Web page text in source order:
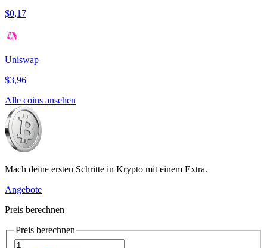
$0,17
Uniswap
$3,96
Alle coins ansehen
Mach deine ersten Schritte in Krypto mit einem Extra.
Angebote
Preis berechnen
Preis berechnen